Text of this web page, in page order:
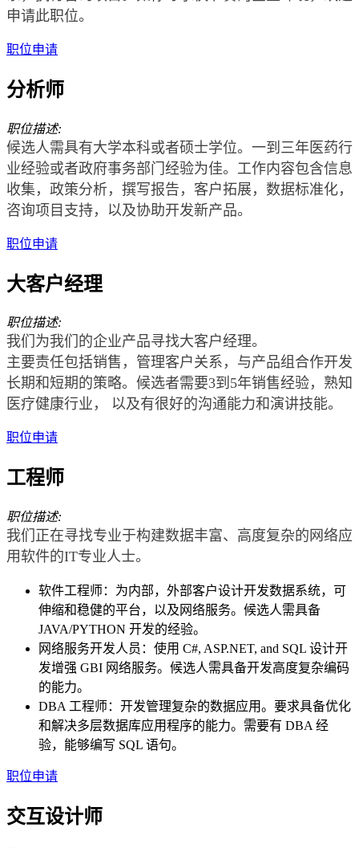
申请此职位。
职位申请
分析师
职位描述:
候选人需具有大学本科或者硕士学位。一到三年医药行
业经验或者政府事务部门经验为佳。工作内容包含信息
收集，政策分析，撰写报告，客户拓展，数据标准化，
咨询项目支持，以及协助开发新产品。
职位申请
大客户经理
职位描述:
我们为我们的企业产品寻找大客户经理。
主要责任包括销售，管理客户关系，与产品组合作开发
长期和短期的策略。候选者需要3到5年销售经验，熟知
医疗健康行业， 以及有很好的沟通能力和演讲技能。
职位申请
工程师
职位描述:
我们正在寻找专业于构建数据丰富、高度复杂的网络应
用软件的IT专业人士。
软件工程师：为内部，外部客户设计开发数据系统，可
伸缩和稳健的平台，以及网络服务。候选人需具备
JAVA/PYTHON 开发的经验。
网络服务开发人员：使用 C#, ASP.NET, and SQL 设计开
发增强 GBI 网络服务。候选人需具备开发高度复杂编码
的能力。
DBA 工程师：开发管理复杂的数据应用。要求具备优化
和解决多层数据库应用程序的能力。需要有 DBA 经
验，能够编写 SQL 语句。
职位申请
交互设计师